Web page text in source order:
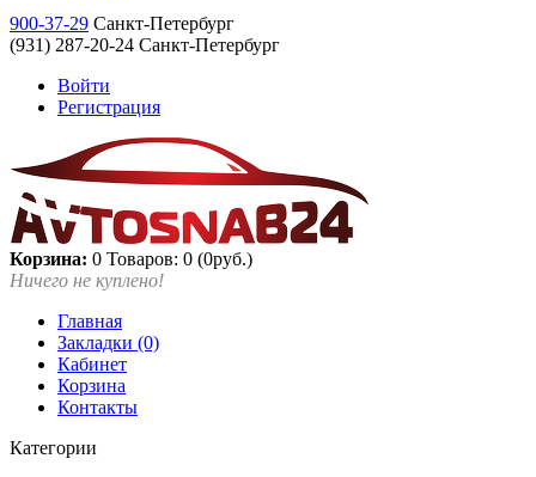
900-37-29 Санкт-Петербург
(931) 287-20-24 Санкт-Петербург
Войти
Регистрация
Корзина: 0 Товаров: 0 (0руб.)
Ничего не куплено!
Главная
Закладки (0)
Кабинет
Корзина
Контакты
Категории